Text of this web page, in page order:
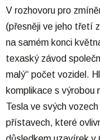
V rozhovoru pro
(přesněji ve jeho třetí
na samém konci
texaský závod
malý“ počet vozidel.
komplikace s výrobou
Tesla ve svých
přístavech, které